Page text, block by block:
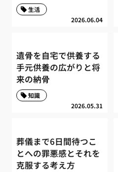
2026.06.04
生活
遺骨を自宅で供養する
手元供養の広がりと将
来の納骨
2026.05.31
知識
葬儀まで6日間待つこ
とへの罪悪感とそれを
克服する考え方